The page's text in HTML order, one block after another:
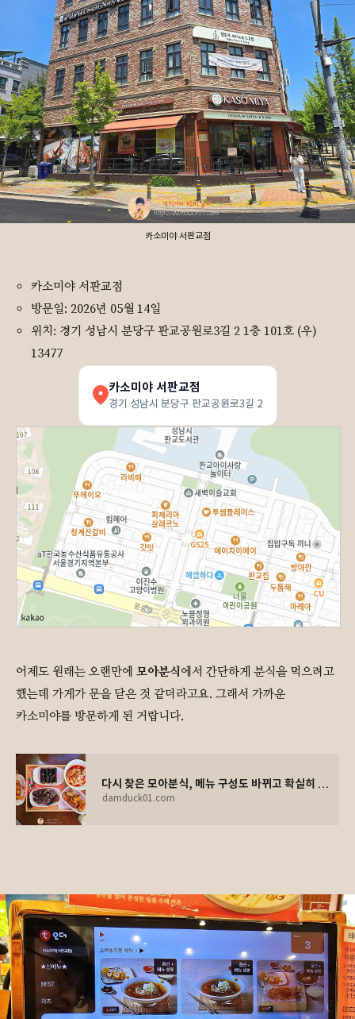
카소미야 서판교점
카소미야 서판교점
방문일: 2026년 05월 14일
위치: 경기 성남시 분당구 판교공원로3길 2 1층 101호 (우)
13477
카소미야 서판교점
경기 성남시 분당구 판교공원로3길 2
어제도 원래는 오랜만에 모아분식에서 간단하게 분식을 먹으려고
했는데 가게가 문을 닫은 것 같더라고요. 그래서 가까운
카소미야를 방문하게 된 거랍니다.
다시 찾은 모아분식, 메뉴 구성도 바뀌고 확실히 좋아지고 있습니다. 😊 by 직장인 점심 메뉴 탐
damduck01.com